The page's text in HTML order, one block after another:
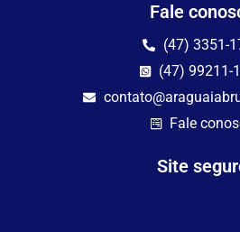
Fale
(47) 3351-
(47) 99211-
Fale
Site